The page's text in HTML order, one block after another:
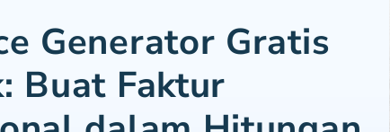
Generator Gratis
Buat Faktur